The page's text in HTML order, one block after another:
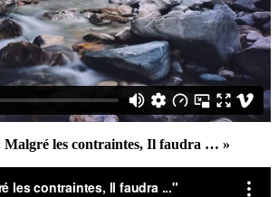
Malgré les contraintes, Il faudra … »